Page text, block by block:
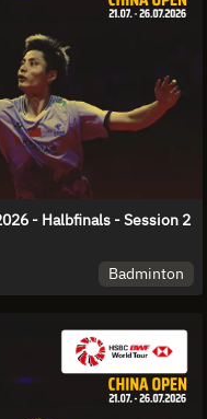
- Halbfinals - Session 2
Badminton